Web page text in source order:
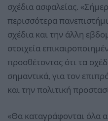
σχέδια ασφαλείας.
περισσότερα
σχέδια και την άλλη
στοιχεία
προσθέτοντας ότι τα
σημαντικά, για τον
και την πολιτική
«Θα καταγράφονται όλα